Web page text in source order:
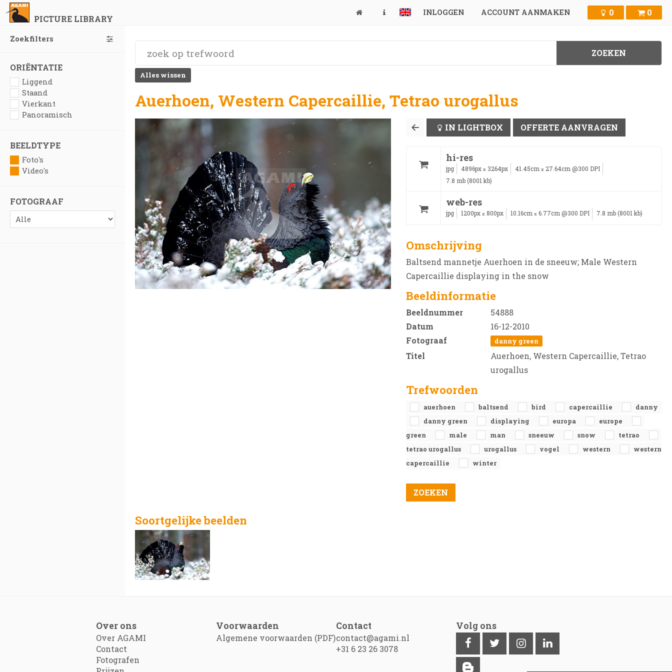
PICTURE LIBRARY
INLOGGEN ACCOUNT AANMAKEN 0 0
Zoekfilters
ORIËNTATIE
Liggend
Staand
Vierkant
Panoramisch
BEELDTYPE
Foto's
Video's
FOTOGRAAF
Alles wissen
Auerhoen, Western Capercaillie, Tetrao urogallus
IN LIGHTBOX OFFERTE AANVRAGEN
hi-res
jpg 4896px x 3264px 41.45cm x 27.64cm @300 DPI
7.8 mb (8001 kb)
web-res
jpg 1200px x 800px 10.16cm x 6.77cm @300 DPI 7.8 mb (8001 kb)
Omschrijving
Baltsend mannetje Auerhoen in de sneeuw; Male Western
Capercaillie displaying in the snow
Beeldinformatie
Beeldnummer
54888
Datum
16-12-2010
Fotograaf
danny green
Titel
Auerhoen, Western Capercaillie, Tetrao
urogallus
Trefwoorden
auerhoen baltsend bird capercaillie
danny
danny green
displaying europa
europe
green
male man sneeuw snow
tetrao
tetrao urogallus
urogallus vogel western
western
capercaillie
winter
Soortgelijke beelden
Over ons
Over AGAMI
Contact
Fotografen
Voorwaarden
Algemene voorwaarden (PDF)
Contact
contact@agami.nl
+31 6 23 26 3078
Volg ons